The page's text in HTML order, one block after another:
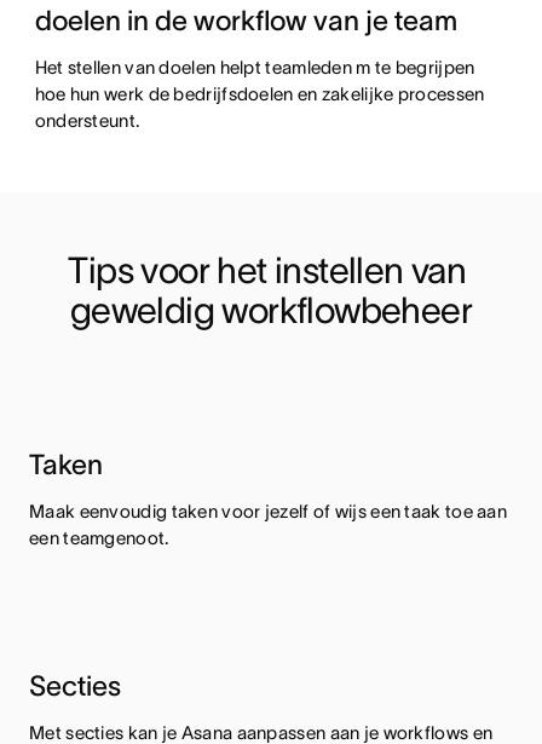
doelen in de workflow van je team
Het stellen van doelen helpt teamleden m te begrijpen
hoe hun werk de bedrijfsdoelen en zakelijke processen
ondersteunt.
Tips voor het instellen van
geweldig workflowbeheer
Taken
Maak eenvoudig taken voor jezelf of wijs een taak toe aan
een teamgenoot.
Secties
Met secties kan je Asana aanpassen aan je workflows en